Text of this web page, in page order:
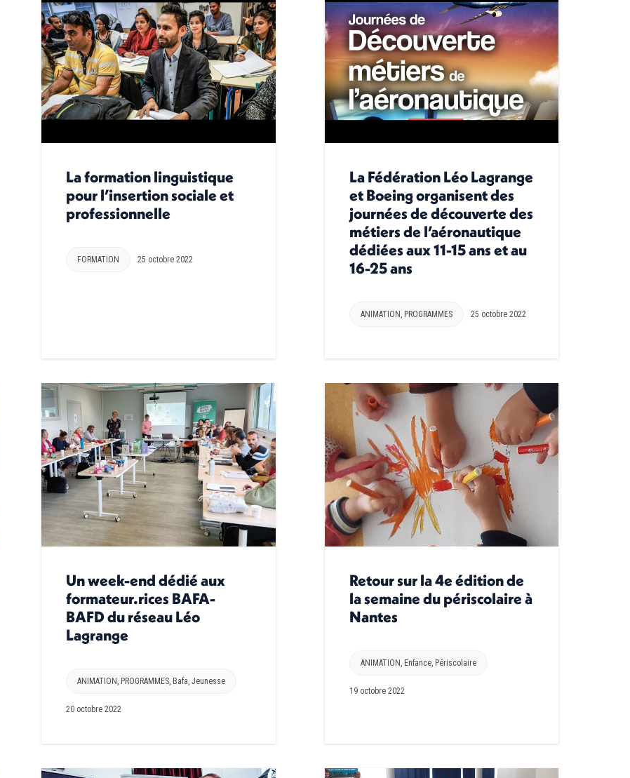
La formation linguistique
pour l’insertion sociale et
professionnelle
FORMATION 25 octobre 2022
La Fédération Léo Lagrange
et Boeing organisent des
journées de découverte des
métiers de l’aéronautique
dédiées aux 11-15 ans et au
16-25 ans
ANIMATION PROGRAMMES 25 octobre 2022
Un week-end dédié aux
formateur.rices BAFA-
BAFD du réseau Léo
Lagrange
ANIMATION , PROGRAMMES, Bafa,Jeunesse
20 octobre 2022
Retour sur la 4e édition de
la semaine du périscolaire à
Nantes
ANIMATION , Enfance, Périscolaire
19 octobre 2022